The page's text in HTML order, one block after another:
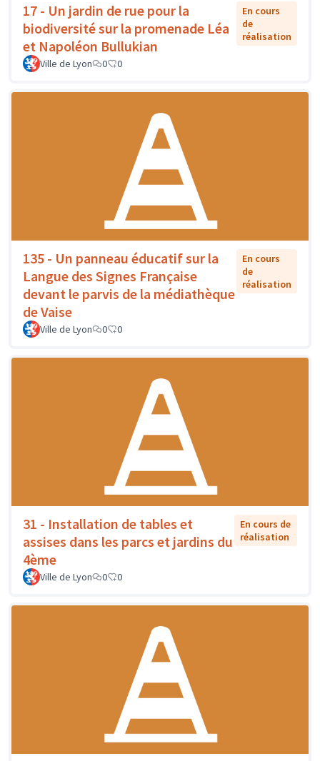
17 - Un jardin de rue pour la
biodiversité sur la promenade Léa
et Napoléon Bullukian
En cours
de
réalisation
Ville de Lyon 0 0
135 - Un panneau éducatif sur la
Langue des Signes Française
devant le parvis de la médiathèque
de Vaise
En cours
de
réalisation
Ville de Lyon 0 0
31 - Installation de tables et
assises dans les parcs et jardins du
4ème
En cours de
réalisation
Ville de Lyon 0 0